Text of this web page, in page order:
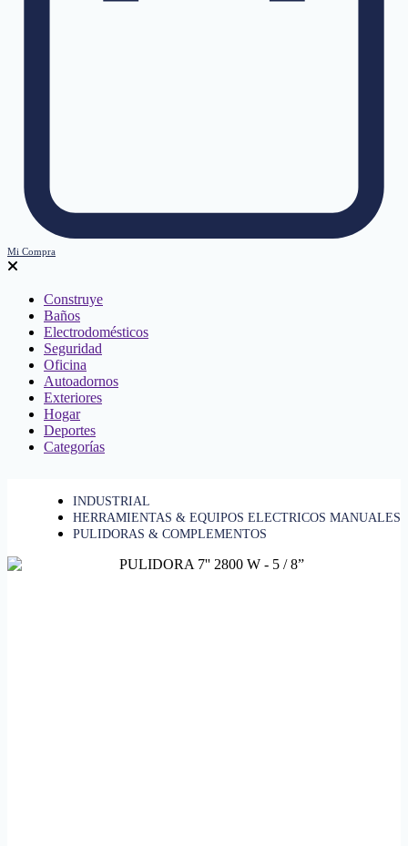
Mi Compra
Construye
Baños
Electrodomésticos
Seguridad
Oficina
Autoadornos
Exteriores
Hogar
Deportes
Categorías
INDUSTRIAL
HERRAMIENTAS & EQUIPOS ELECTRICOS MANUALES
PULIDORAS & COMPLEMENTOS